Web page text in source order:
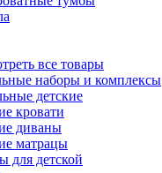
все товары
наборы и комплексы
детские
кровати
диваны
матрацы
для детской